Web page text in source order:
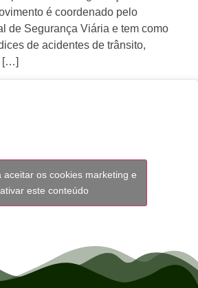
é coordenado pelo
de Segurança Viária e tem como
de acidentes de trânsito,
[…]
aceitar os cookies marketing e
ativar este conteúdo